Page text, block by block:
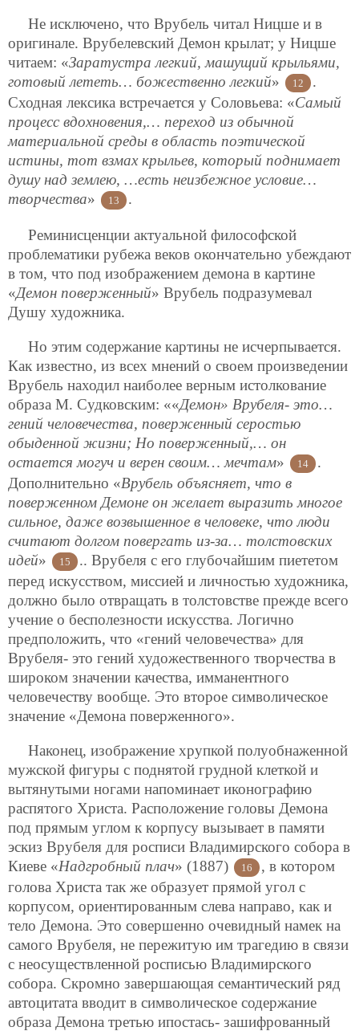
Не исключено, что Врубель читал Ницше и в
оригинале. Врубелевский Демон крылат; у Ницше
читаем: «Заратустра легкий, машущий крыльями,
готовый лететь… божественно легкий» 12
.
Сходная лексика встречается у Соловьева: «Самый
процесс вдохновения,… переход из обычной
материальной среды в область поэтической
истины, тот взмах крыльев, который поднимает
душу над землею, …есть неизбежное условие…
творчества» 13 .
Реминисценции актуальной философской
проблематики рубежа веков окончательно убеждают
в том, что под изображением демона в картине
«Демон поверженный» Врубель подразумевал
Душу художника.
Но этим содержание картины не исчерпывается.
Как известно, из всех мнений о своем произведении
Врубель находил наиболее верным истолкование
образа М. Судковским: ««Демон» Врубеля- это…
гений человечества, поверженный серостью
обыденной жизни; Но поверженный,… он
остается могуч и верен своим… мечтам» 14
.
Дополнительно «Врубель объясняет, что в
поверженном Демоне он желает выразить многое
сильное, даже возвышенное в человеке, что люди
считают долгом повергать из-за… толстовских
идей» 15
.. Врубеля с его глубочайшим пиететом
перед искусством, миссией и личностью художника,
должно было отвращать в толстовстве прежде всего
учение о бесполезности искусства. Логично
предположить, что «гений человечества» для
Врубеля- это гений художественного творчества в
широком значении качества, имманентного
человечеству вообще. Это второе символическое
значение «Демона поверженного».
Наконец, изображение хрупкой полуобнаженной
мужской фигуры с поднятой грудной клеткой и
вытянутыми ногами напоминает иконографию
распятого Христа. Расположение головы Демона
под прямым углом к корпусу вызывает в памяти
эскиз Врубеля для росписи Владимирского собора в
Киеве «Надгробный плач» (1887) 16
, в котором
голова Христа так же образует прямой угол с
корпусом, ориентированным слева направо, как и
тело Демона. Это совершенно очевидный намек на
самого Врубеля, не пережитую им трагедию в связи
с неосуществленной росписью Владимирского
собора. Скромно завершающая семантический ряд
автоцитата вводит в символическое содержание
образа Демона третью ипостась- зашифрованный